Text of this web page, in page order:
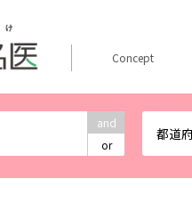
and
or
都道
Concept